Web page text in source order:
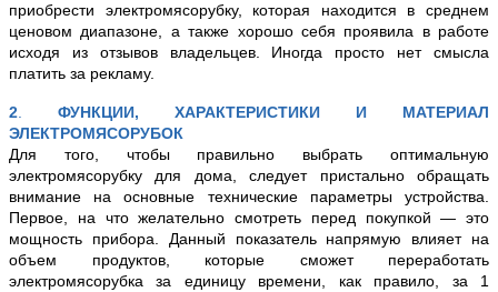
приобрести электромясорубку, которая находится в среднем
ценовом диапазоне, а также хорошо себя проявила в работе
исходя из отзывов владельцев. Иногда просто нет смысла
платить за рекламу.
2. ФУНКЦИИ, ХАРАКТЕРИСТИКИ И МАТЕРИАЛ
ЭЛЕКТРОМЯСОРУБОК
Для того, чтобы правильно выбрать оптимальную
электромясорубку для дома, следует пристально обращать
внимание на основные технические параметры устройства.
Первое, на что желательно смотреть перед покупкой — это
мощность прибора. Данный показатель напрямую влияет на
объем продуктов, которые сможет переработать
электромясорубка за единицу времени, как правило, за 1